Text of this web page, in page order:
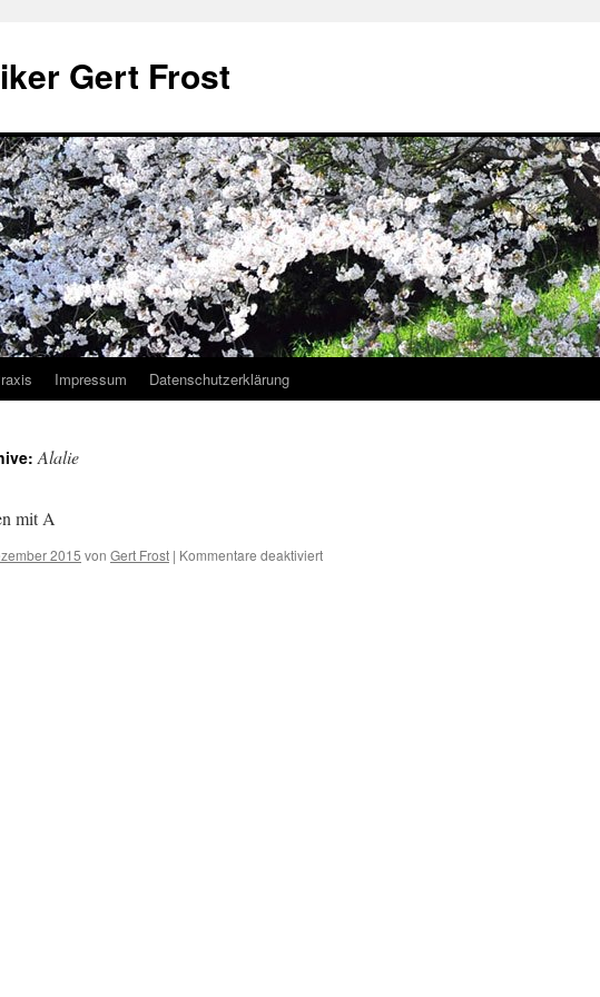
Gert Frost
Impressum Datenschutzerklärung
Alalie
mit A
2015 von Gert Frost | Kommentare deaktiviertfür